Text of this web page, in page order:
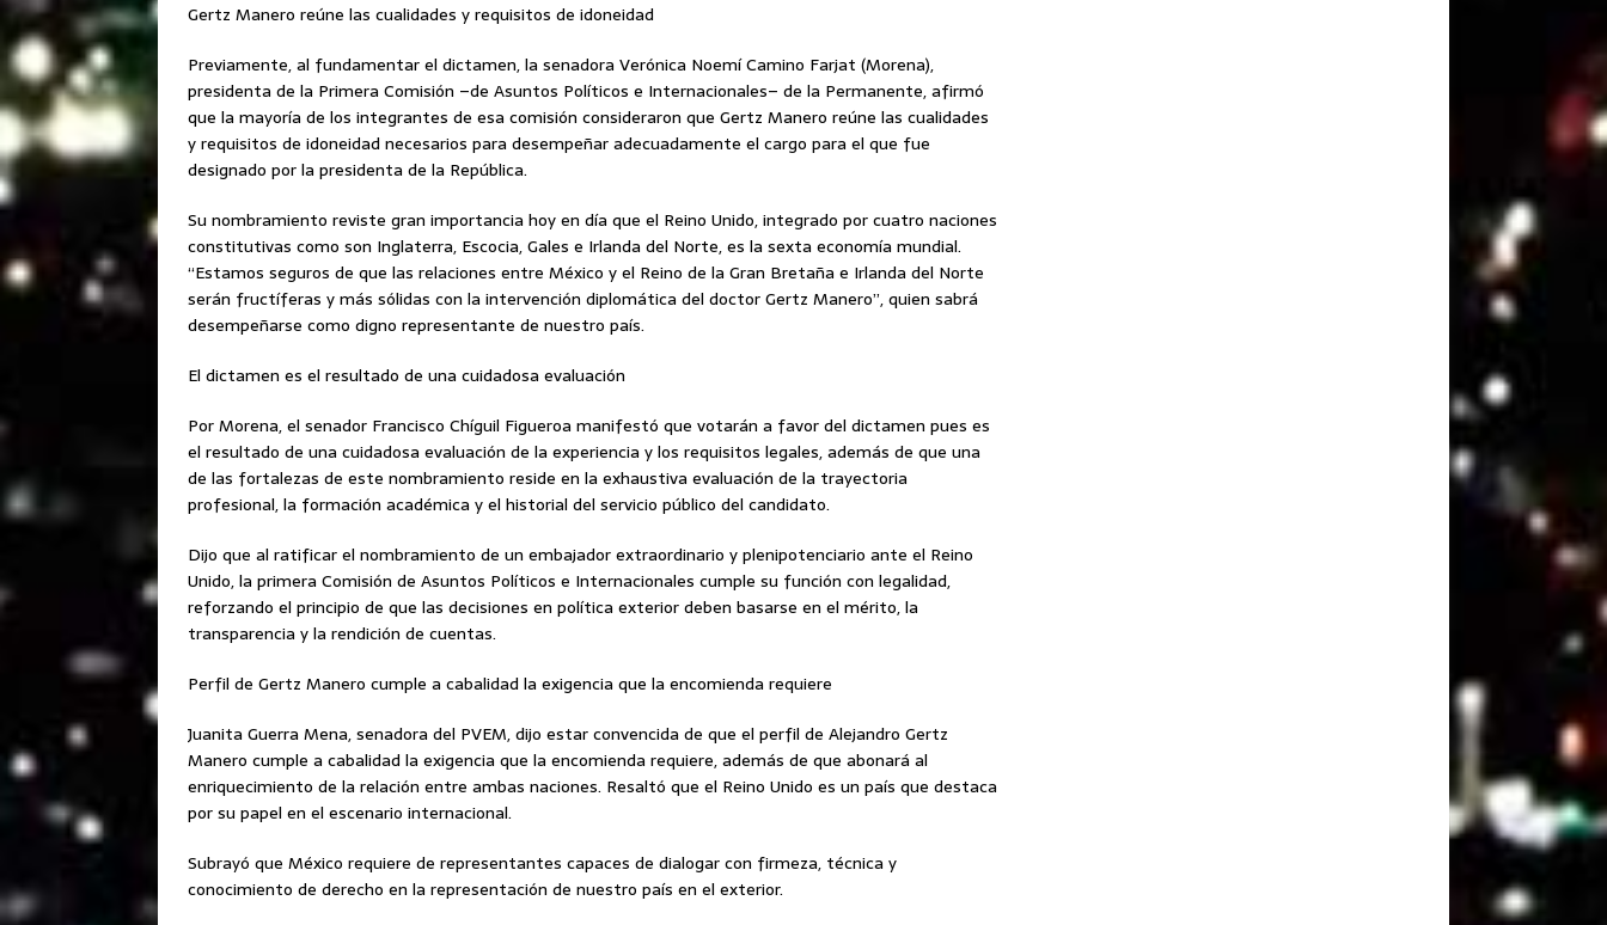
Gertz Manero reúne las cualidades y requisitos de idoneidad
Previamente, al fundamentar el dictamen, la senadora Verónica Noemí Camino Farjat (Morena),
presidenta de la Primera Comisión –de Asuntos Políticos e Internacionales– de la Permanente, afirmó
que la mayoría de los integrantes de esa comisión consideraron que Gertz Manero reúne las cualidades
y requisitos de idoneidad necesarios para desempeñar adecuadamente el cargo para el que fue
designado por la presidenta de la República.
Su nombramiento reviste gran importancia hoy en día que el Reino Unido, integrado por cuatro naciones
constitutivas como son Inglaterra, Escocia, Gales e Irlanda del Norte, es la sexta economía mundial.
“Estamos seguros de que las relaciones entre México y el Reino de la Gran Bretaña e Irlanda del Norte
serán fructíferas y más sólidas con la intervención diplomática del doctor Gertz Manero”, quien sabrá
desempeñarse como digno representante de nuestro país.
El dictamen es el resultado de una cuidadosa evaluación
Por Morena, el senador Francisco Chíguil Figueroa manifestó que votarán a favor del dictamen pues es
el resultado de una cuidadosa evaluación de la experiencia y los requisitos legales, además de que una
de las fortalezas de este nombramiento reside en la exhaustiva evaluación de la trayectoria
profesional, la formación académica y el historial del servicio público del candidato.
Dijo que al ratificar el nombramiento de un embajador extraordinario y plenipotenciario ante el Reino
Unido, la primera Comisión de Asuntos Políticos e Internacionales cumple su función con legalidad,
reforzando el principio de que las decisiones en política exterior deben basarse en el mérito, la
transparencia y la rendición de cuentas.
Perfil de Gertz Manero cumple a cabalidad la exigencia que la encomienda requiere
Juanita Guerra Mena, senadora del PVEM, dijo estar convencida de que el perfil de Alejandro Gertz
Manero cumple a cabalidad la exigencia que la encomienda requiere, además de que abonará al
enriquecimiento de la relación entre ambas naciones. Resaltó que el Reino Unido es un país que destaca
por su papel en el escenario internacional.
Subrayó que México requiere de representantes capaces de dialogar con firmeza, técnica y
conocimiento de derecho en la representación de nuestro país en el exterior.